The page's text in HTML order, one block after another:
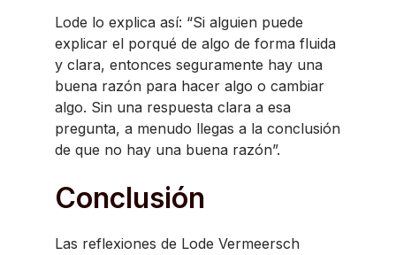
Lode lo explica así: “Si alguien puede
explicar el porqué de algo de forma fluida
y clara, entonces seguramente hay una
buena razón para hacer algo o cambiar
algo. Sin una respuesta clara a esa
pregunta, a menudo llegas a la conclusión
de que no hay una buena razón”.
Conclusión
Las reflexiones de Lode Vermeersch